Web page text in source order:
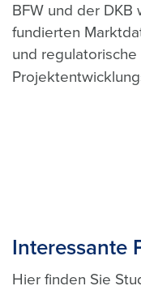
BFW und der
fundierten
und
Interessante
Hier finden Sie